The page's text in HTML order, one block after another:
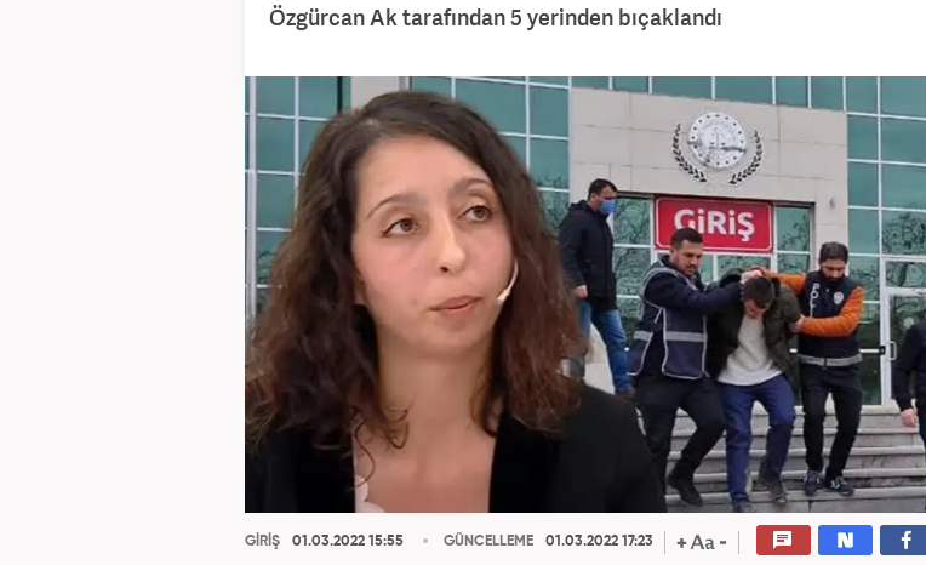
Özgürcan Ak tarafından 5 yerinden bıçaklandı
GİRİŞ 01.03.2022 15:55 GÜNCELLEME 01.03.2022 17:23